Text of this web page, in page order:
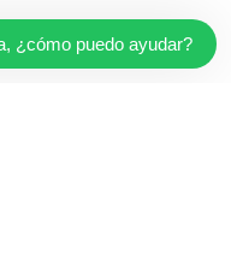
¿cómo puedo ayudar?